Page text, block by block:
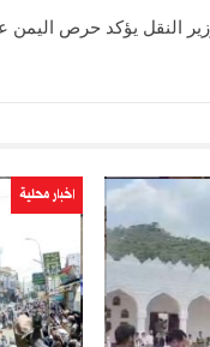
النقل يؤكد حرص اليمن
اخبار محلية